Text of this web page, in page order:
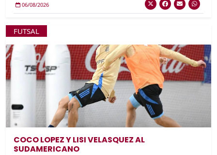
06/08/2026
FUTSAL
COCO LOPEZ Y LISI VELASQUEZ AL
SUDAMERICANO